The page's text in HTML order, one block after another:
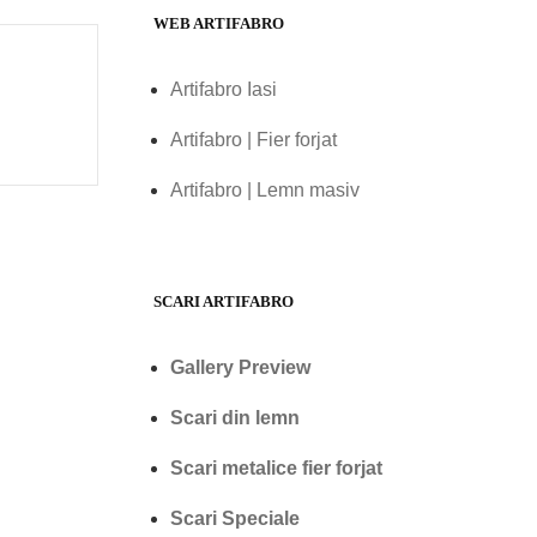
WEB ARTIFABRO
Artifabro Iasi
Artifabro | Fier forjat
Artifabro | Lemn masiv
SCARI ARTIFABRO
Gallery Preview
Scari din lemn
Scari metalice fier forjat
Scari Speciale